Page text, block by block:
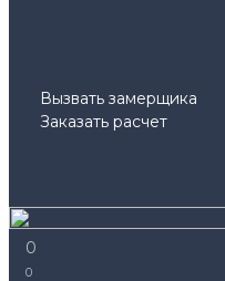
Вызвать замерщика
Заказать расчет
0
0